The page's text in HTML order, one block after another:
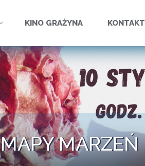
KINO GRAŻYNA KONTAKT
MARZEŃ